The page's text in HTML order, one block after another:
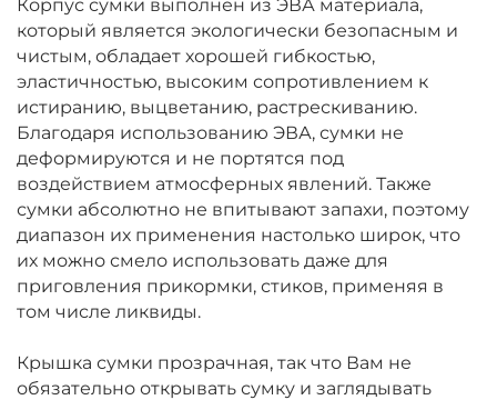
Корпус сумки выполнен из ЭВА материала,
который является экологически безопасным и
чистым, обладает хорошей гибкостью,
эластичностью, высоким сопротивлением к
истиранию, выцветанию, растрескиванию.
Благодаря использованию ЭВА, сумки не
деформируются и не портятся под
воздействием атмосферных явлений. Также
сумки абсолютно не впитывают запахи, поэтому
диапазон их применения настолько широк, что
их можно смело использовать даже для
приговления прикормки, стиков, применяя в
том числе ликвиды.
Крышка сумки прозрачная, так что Вам не
обязательно открывать сумку и заглядывать